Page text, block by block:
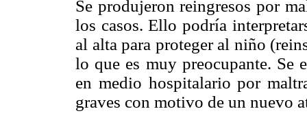
Se produjeron reingresos por
los casos. Ello podría
al alta para proteger al niño
lo que es muy preocupante. Se
en medio hospitalario por
graves con motivo de un nuevo